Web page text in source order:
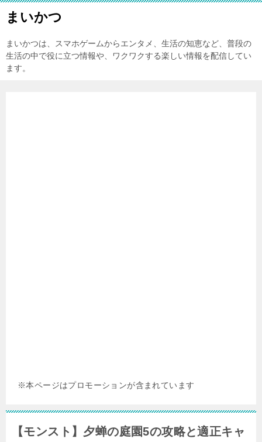
まいかつ
まいかつは、スマホゲームからエンタメ、生活の知恵など、普段の
生活の中で役に立つ情報や、ワクワクする楽しい情報を配信してい
ます。
※本ページはプロモーションが含まれています
【モンスト】夕蝉の庭園5の攻略と適正キャ